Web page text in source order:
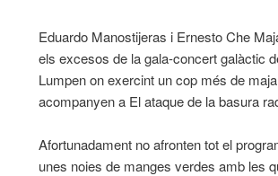
Eduardo Manostijeras i Ernesto Che
els excesos de la gala-concert galàctic
Lumpen on exercint un cop més de
acompanyen a El ataque de la basura
Afortunadament no afronten tot el
unes noies de manges verdes amb les